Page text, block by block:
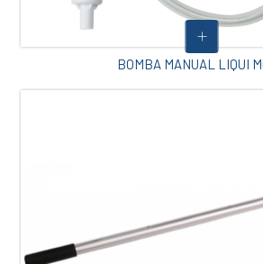
BOMBA MANUAL LIQUI